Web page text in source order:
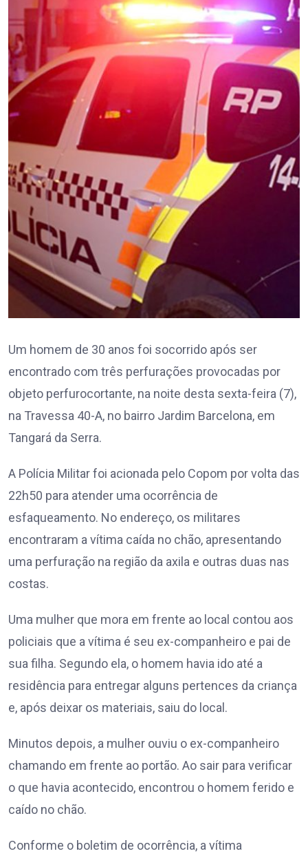
Um homem de 30 anos foi socorrido após ser
encontrado com três perfurações provocadas por
objeto perfurocortante, na noite desta sexta-feira (7),
na Travessa 40-A, no bairro Jardim Barcelona, em
Tangará da Serra.
A Polícia Militar foi acionada pelo Copom por volta das
22h50 para atender uma ocorrência de
esfaqueamento. No endereço, os militares
encontraram a vítima caída no chão, apresentando
uma perfuração na região da axila e outras duas nas
costas.
Uma mulher que mora em frente ao local contou aos
policiais que a vítima é seu ex-companheiro e pai de
sua filha. Segundo ela, o homem havia ido até a
residência para entregar alguns pertences da criança
e, após deixar os materiais, saiu do local.
Minutos depois, a mulher ouviu o ex-companheiro
chamando em frente ao portão. Ao sair para verificar
o que havia acontecido, encontrou o homem ferido e
caído no chão.
Conforme o boletim de ocorrência, a vítima